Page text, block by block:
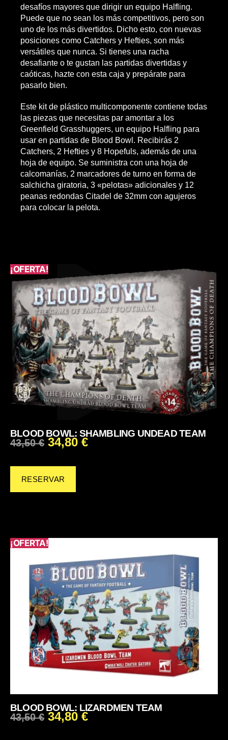
¡OFERTA!
BLOOD BOWL: SHAMBLING UNDEAD TEAM
43,50€ 34,80 €
RESERVAR
¡OFERTA!
BLOOD BOWL: LIZARDMEN TEAM
43,50€ 34,80 €
desafíos mayores que dirigir un equipo Halfling.
Puede que no sean los más competitivos, pero son
uno de los más divertidos. Dicho esto, con nuevas
posiciones como Catchers y Hefties, son más
versátiles que nunca. Si tienes una racha
desafiante o te gustan las partidas divertidas y
caóticas, hazte con esta caja y prepárate para
pasarlo bien.
Este kit de plástico multicomponente contiene todas
las piezas que necesitas par amontar a los
Greenfield Grasshuggers, un equipo Halfling para
usar en partidas de Blood Bowl. Recibirás 2
Catchers, 2 Hefties y 8 Hopefuls, además de una
hoja de equipo. Se suministra con una hoja de
calcomanías, 2 marcadores de turno en forma de
salchicha giratoria, 3 «pelotas» adicionales y 12
peanas redondas Citadel de 32mm con agujeros
para colocar la pelota.